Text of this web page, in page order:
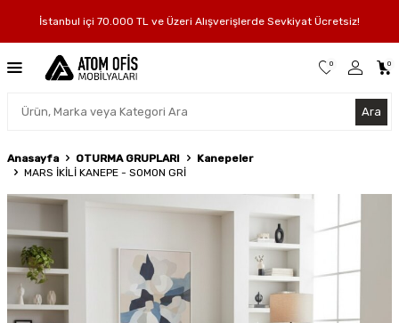
İstanbul içi 70.000 TL ve Üzeri Alışverişlerde Sevkiyat Ücretsiz!
Ara
0 0
Anasayfa OTURMA GRUPLARI
Kanepeler
MARS İKİLİ KANEPE - SOMON GRİ